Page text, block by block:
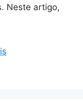
Neste artigo,